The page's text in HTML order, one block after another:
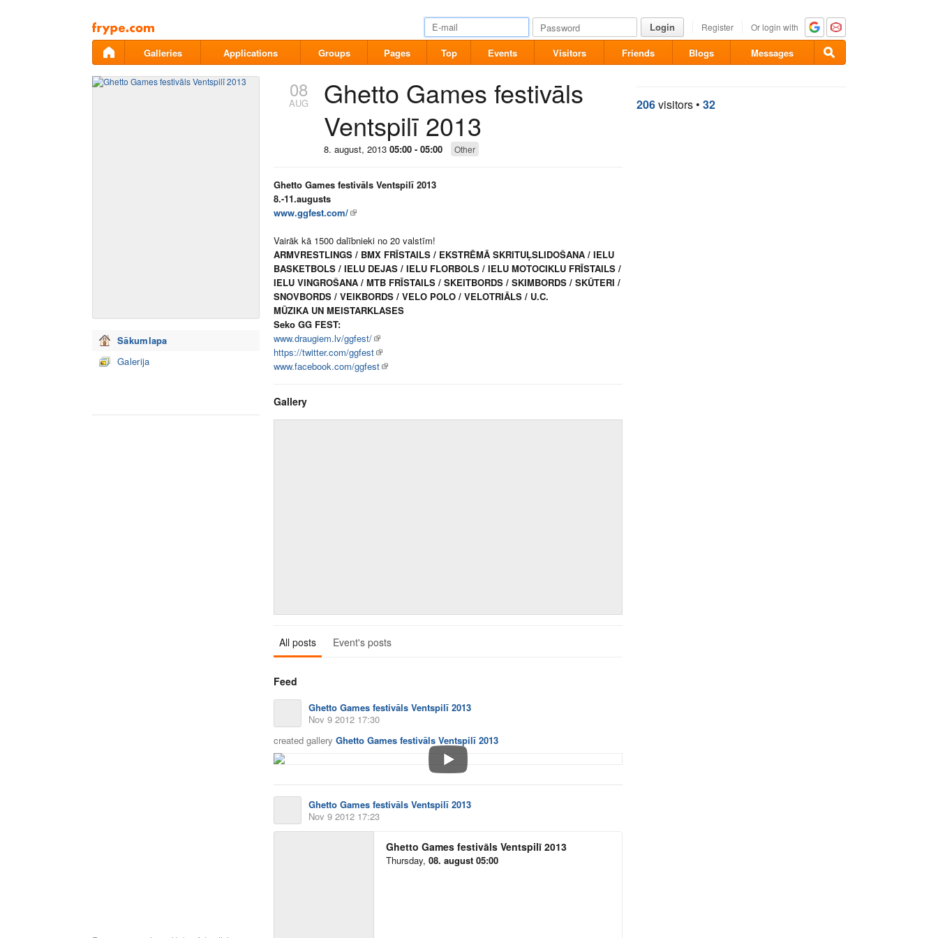
Pāriet
uz
saturu
Login Register Or login with
Galleries Applications Groups Pages Top Events Visitors Friends Blogs Messages
Sākumlapa
Galerija
08
AUG
Ghetto Games festivāls
Ventspilī 2013
8. august, 2013 05:00 - 05:00 Other
Ghetto Games festivāls Ventspilī 2013
8.-11.augusts
www.ggfest.com/
Vairāk kā 1500 dalībnieki no 20 valstīm!
ARMVRESTLINGS / BMX FRĪSTAILS / EKSTRĒMĀ SKRITUĻSLIDOŠANA / IELU
BASKETBOLS / IELU DEJAS / IELU FLORBOLS / IELU MOTOCIKLU FRĪSTAILS /
IELU VINGROŠANA / MTB FRĪSTAILS / SKEITBORDS / SKIMBORDS / SKŪTERI /
SNOVBORDS / VEIKBORDS / VELO POLO / VELOTRIĀLS / U.C.
MŪZIKA UN MEISTARKLASES
Seko GG FEST:
www.draugiem.lv/ggfest/
https://twitter.com/ggfest
www.facebook.com/ggfest
Gallery
All posts Event's posts
Feed
Ghetto Games festivāls Ventspilī 2013
Nov 9 2012 17:30
created gallery Ghetto Games festivāls Ventspilī 2013
Ghetto Games festivāls Ventspilī 2013
Nov 9 2012 17:23
Ghetto Games festivāls Ventspilī 2013
Thursday, 08. august 05:00
206visitors • 32